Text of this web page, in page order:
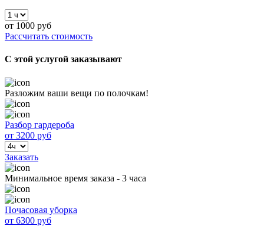
от 1000 руб
Рассчитать стоимость
С этой услугой заказывают
Разложим ваши вещи по полочкам!
Разбор гардероба
от 3200 руб
Заказать
Минимальное время заказа - 3 часа
Почасовая уборка
от 6300 руб